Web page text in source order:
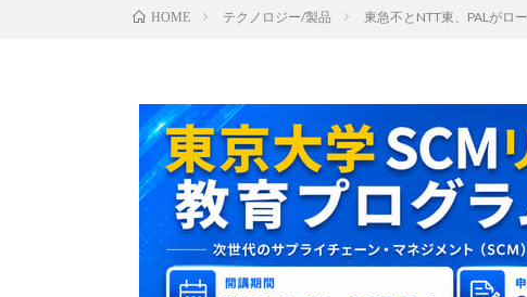
HOME テクノロジー/製品 東急不とNTT東、PALがロ